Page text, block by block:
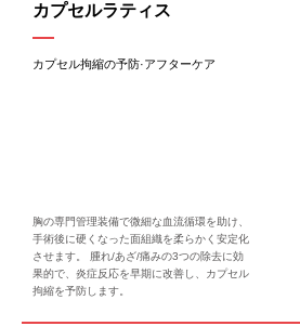
カプセルラティス
カプセル拘縮の予防·アフターケア
胸の専門管理装備で微細な血流循環を助け、
手術後に硬くなった面組織を柔らかく安定化
させます。 腫れ/あざ/痛みの3つの除去に効
果的で、炎症反応を早期に改善し、カプセル
拘縮を予防します。